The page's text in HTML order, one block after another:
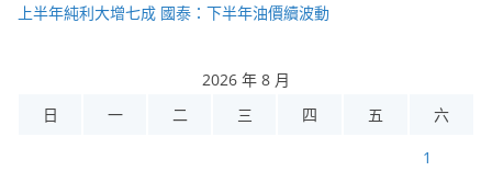
上半年純利大增七成 國泰：下半年油價續波動
2026 年 8 月
日
一 二 三 四 五 六
1